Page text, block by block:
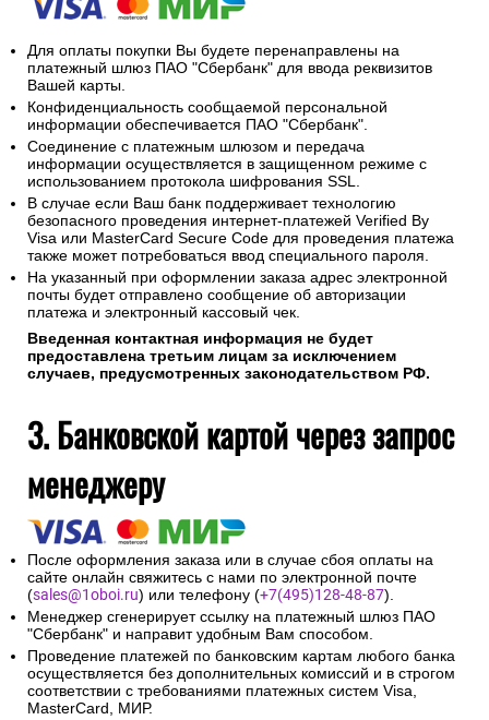
Для оплаты покупки Вы будете перенаправлены на
платежный шлюз ПАО "Сбербанк" для ввода реквизитов
Вашей карты.
Конфиденциальность сообщаемой персональной
информации обеспечивается ПАО "Сбербанк".
Соединение с платежным шлюзом и передача
информации осуществляется в защищенном режиме с
использованием протокола шифрования SSL.
В случае если Ваш банк поддерживает технологию
безопасного проведения интернет-платежей Verified By
Visa или MasterCard Secure Code для проведения платежа
также может потребоваться ввод специального пароля.
На указанный при оформлении заказа адрес электронной
почты будет отправлено сообщение об авторизации
платежа и электронный кассовый чек.
Введенная контактная информация не будет
предоставлена третьим лицам за исключением
случаев, предусмотренных законодательством РФ.
3. Банковской картой через запрос
менеджеру
После оформления заказа или в случае сбоя оплаты на
сайте онлайн свяжитесь с нами по электронной почте
(sales@1oboi.ru) или телефону (+7(495)128-48-87).
Менеджер сгенерирует ссылку на платежный шлюз ПАО
"Сбербанк" и направит удобным Вам способом.
Проведение платежей по банковским картам любого банка
осуществляется без дополнительных комиссий и в строгом
соответствии с требованиями платежных систем Visa,
MasterCard, МИР.